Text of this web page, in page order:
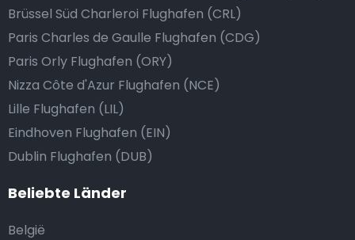
Brüssel Süd Charleroi Flughafen (CRL)
Paris Charles de Gaulle Flughafen (CDG)
Paris Orly Flughafen (ORY)
Nizza Côte d'Azur Flughafen (NCE)
Lille Flughafen (LIL)
Eindhoven Flughafen (EIN)
Dublin Flughafen (DUB)
Beliebte Länder
België